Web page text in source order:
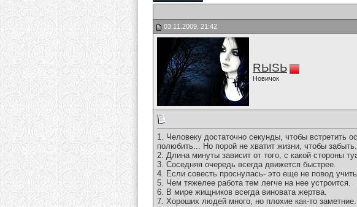
03.11.2009, 21:42
RЫSЬ
Новичок
1. Человеку достаточно секунды, чтобы встретить
полюбить... Но порой не хватит жизни, чтобы забыть.
2. Длина минуты зависит от того, с какой стороны
3. Соседняя очередь всегда движется быстрее.
4. Если совесть проснулась- это еще не повод
5. Чем тяжелее работа тем легче на нее устроится.
6. В мире жищников всегда виновата жертва.
7. Хороших людей много, но плохие как-то заметние.